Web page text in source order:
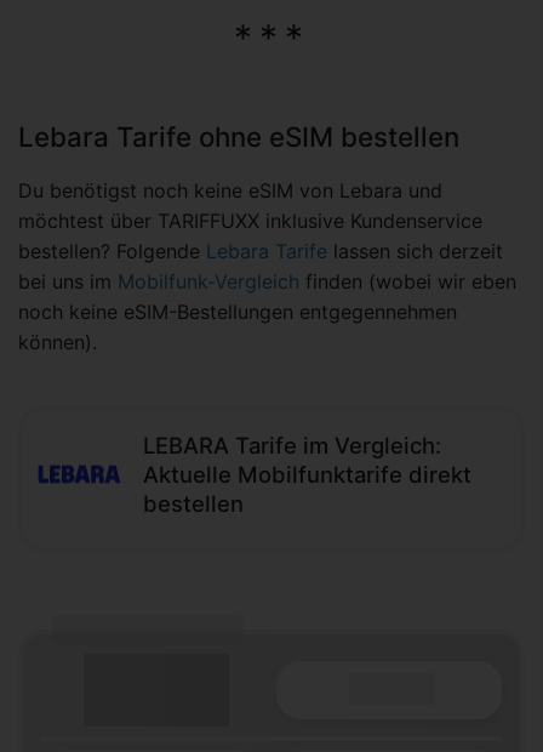
Lebara Tarife ohne eSIM bestellen
Du benötigst noch keine eSIM von Lebara und
möchtest über TARIFFUXX inklusive Kundenservice
bestellen? Folgende Lebara Tarife lassen sich derzeit
bei uns im Mobilfunk-Vergleich finden (wobei wir eben
noch keine eSIM-Bestellungen entgegennehmen
können).
LEBARA Tarife im Vergleich:
Aktuelle Mobilfunktarife direkt
bestellen